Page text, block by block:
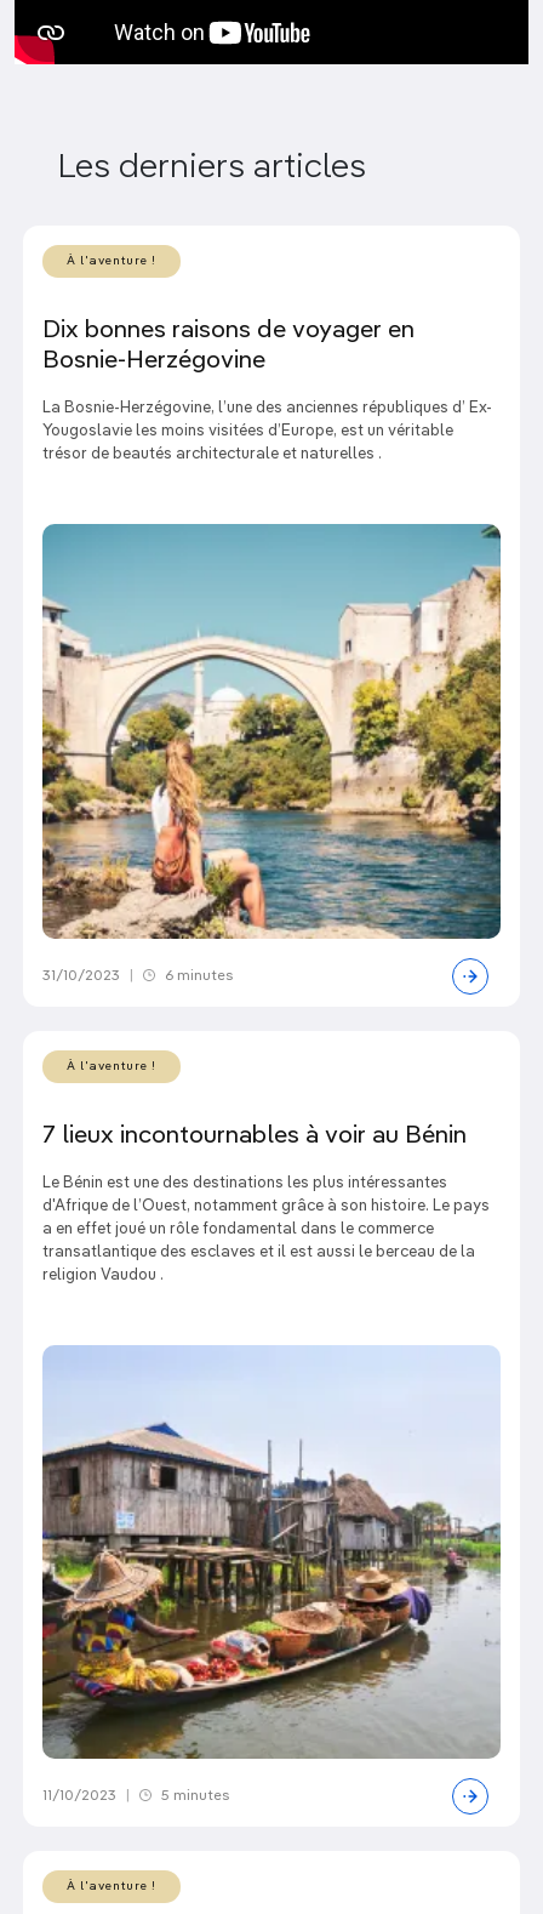
Les derniers articles
À l'aventure !
Dix bonnes raisons de voyager en
Bosnie-Herzégovine
La Bosnie-Herzégovine, l’une des anciennes républiques d’ Ex-
Yougoslavie les moins visitées d’Europe, est un véritable
trésor de beautés architecturale et naturelles .
31/10/2023 6 minutes
À l'aventure !
7 lieux incontournables à voir au Bénin
Le Bénin est une des destinations les plus intéressantes
d'Afrique de l’Ouest, notamment grâce à son histoire. Le pays
a en effet joué un rôle fondamental dans le commerce
transatlantique des esclaves et il est aussi le berceau de la
religion Vaudou .
11/10/2023 5 minutes
À l'aventure !